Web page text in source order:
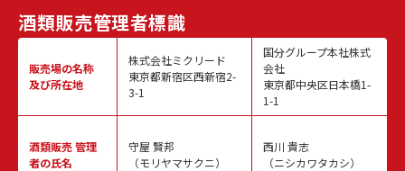
酒類販売管理者標識
販売場の名称
及び所在地
酒類販売管理
者の氏名
株式会社ミクリード
東京都新宿区西新宿2-
3-1
守屋 賢邦
（モリヤマサクニ）
国分グループ本社株式
会社
東京都中央区日本橋1-
1-1
西川 貴志
（ニシカワタカシ）